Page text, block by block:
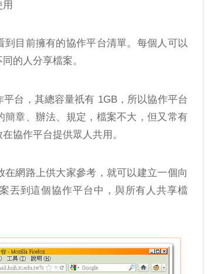
目前擁有的協作平台清單。每個人可以
的人分享檔案。
台，其總容量祇有 1GB，所以協作平台
簡章、辦法、規定，檔案不大，但又常有
協作平台提供眾人共用。
在網路上供大家參考，就可以建立一個向
丟到這個協作平台中，與所有人共享檔